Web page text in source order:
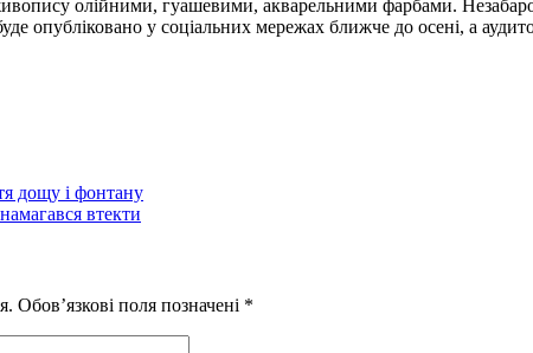
олійними, гуашевими, акварельними фарбами.
опубліковано у соціальних мережах ближче до осені, а
дощу і фонтану
втекти
Обов’язкові поля позначені *